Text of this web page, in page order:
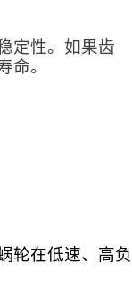
定性。如果齿
。
轮在低速、高负